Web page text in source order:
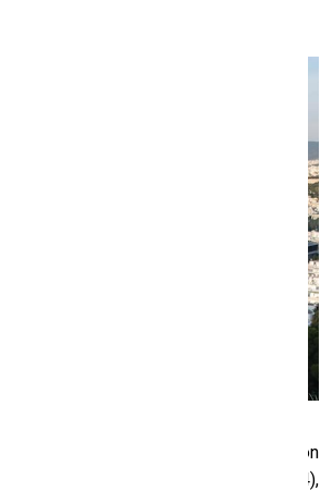
grāmata “B and/or an Exhibition
Its Exhibition” (
, 2014),